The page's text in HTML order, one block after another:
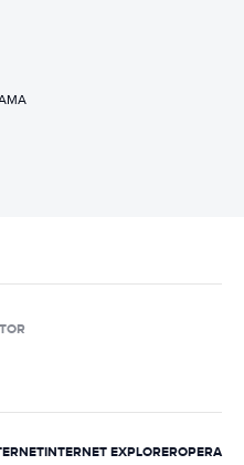
INTERNET EXPLOREROPERA